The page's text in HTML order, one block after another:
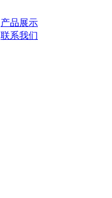
产品展示
联系我们